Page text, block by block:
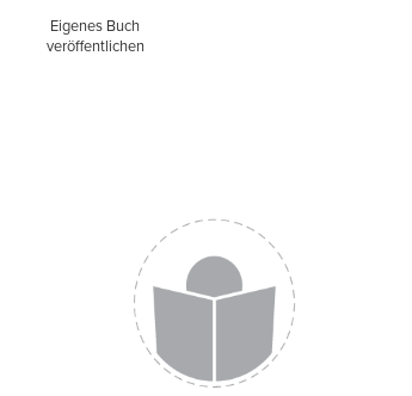
Eigenes Buch
veröffentlichen